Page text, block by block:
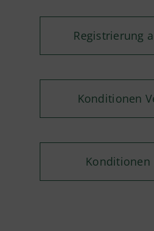
Registrierung
Konditionen
Konditionen